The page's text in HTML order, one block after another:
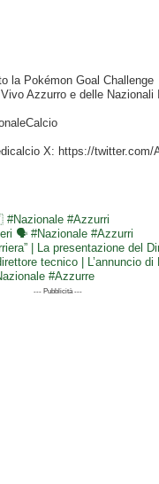
la Pokémon Goal Challenge
Azzurro e delle
X: https://twitter.com/
#Azzurri
🗣️ #Nazionale #Azzurri
| La presentazione del
tecnico | L’annuncio di
#Azzurre
--- Pubblicità ---